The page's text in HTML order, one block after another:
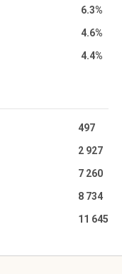
6.3%
4.6%
4.4%
497
2 927
7 260
8 734
11 645